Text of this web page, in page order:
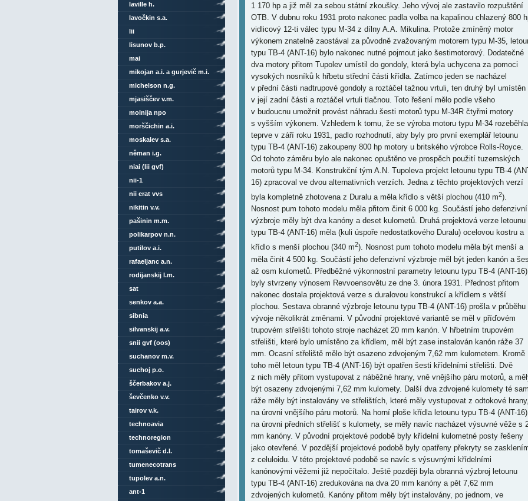
1 170 hp a již měl za sebou státní zkoušky. Jeho vývoj ale zastavilo rozpuštění
OTB. V dubnu roku 1931 proto nakonec padla volba na kapalinou chlazený 800
vidlicový 12-ti válec typu M-34 z dílny A.A. Mikulina. Protože zmíněný motor
výkonem znatelně zaostával za původně zvažovaným motorem typu M-35,
typu TB-4 (ANT-16) bylo nakonec nutné pojmout jako šestimotorový. Dodatečné
dva motory přitom Tupolev umístil do gondoly, která byla uchycena za pomoci
vysokých nosníků k hřbetu střední části křídla. Zatímco jeden se nacházel
v přední části nadtrupové gondoly a roztáčel tažnou vrtuli, ten druhý byl umístěn
v její zadní části a roztáčel vrtuli tlačnou. Toto řešení mělo podle všeho
v budoucnu umožnit provést náhradu šesti motorů typu M-34R čtyřmi motory
s vyšším výkonem. Vzhledem k tomu, že se výroba motoru typu M-34 rozeběhla
teprve v září roku 1931, padlo rozhodnutí, aby byly pro první exemplář letounu
typu TB-4 (ANT-16) zakoupeny 800 hp motory u britského výrobce Rolls-Royce.
Od tohoto záměru bylo ale nakonec opuštěno ve prospěch použití tuzemských
motorů typu M-34. Konstrukční tým A.N. Tupoleva projekt letounu typu TB-4
16) zpracoval ve dvou alternativních verzích. Jedna z těchto projektových verzí
byla kompletně zhotovena z Duralu a měla křídlo s větší plochou (410 m2).
Nosnost pum tohoto modelu měla přitom činit 6 000 kg. Součástí jeho defenzivní
výzbroje měly být dva kanóny a deset kulometů. Druhá projektová verze letounu
typu TB-4 (ANT-16) měla (kuli úspoře nedostatkového Duralu) ocelovou kostru a
křídlo s menší plochou (340 m2). Nosnost pum tohoto modelu měla být menší a měla činit 4 500 kg. Součástí jeho defenzivní výzbroje měl být jeden kanón a šest až osm kulometů. Předběžné výkonnostní parametry letounu typu TB-4 (ANT-16) byly stvrzeny výnosem Revvoensovětu ze dne 3. února 1931. Přednost přitom nakonec dostala projektová verze s duralovou konstrukcí a křídlem s větší plochou. Sestava obranné výzbroje letounu typu TB-4 (ANT-16) prošla v průběhu vývoje několikrát změnami. V původní projektové variantě se měl v příďovém trupovém střelišti tohoto stroje nacházet 20 mm kanón. V hřbetním trupovém střelišti, které bylo umístěno za křídlem, měl být zase instalován kanón ráže 37 mm. Ocasní střeliště mělo být osazeno zdvojeným 7,62 mm kulometem. Kromě toho měl letoun typu TB-4 (ANT-16) být opatřen šesti křídelními střelišti. Dvě z nich měly přitom vystupovat z náběžné hrany, vně vnějšího páru motorů, a měly být osazeny zdvojenými 7,62 mm kulomety. Další dva zdvojené kulomety té samé ráže měly být instalovány ve střelištích, které měly vystupovat z odtokové hrany, na úrovni vnějšího páru motorů. Na horní ploše křídla letounu typu TB-4 (ANT-16), na úrovni předních střelišť s kulomety, se měly navíc nacházet výsuvné věže s 20 mm kanóny. V původní projektové podobě byly křídelní kulometné posty řešeny jako otevřené. V pozdější projektové podobě byly opatřeny překryty se zasklením z celuloidu. V této projektové podobě se navíc s výsuvnými křídelními kanónovými věžemi již nepočítalo. Ještě později byla obranná výzbroj letounu typu TB-4 (ANT-16) zredukována na dva 20 mm kanóny a pět 7,62 mm zdvojených kulometů. Kanóny přitom měly být instalovány, po jednom, ve dvou trupových střeleckých věžích, z nichž jedna se měla nacházet na přídi a jedna za křídlem. Naproti tomu ocasní střeliště mělo být osazeno zdvojeným kulometem. Zbylé čtyři zdvojené kulomety měly být instalovány, po jednom, ve střelištích, které se měly nacházet na náběžné a odtokové hraně křídla. U prvního prototypu letounu typu TB-4 (ANT-16) se ale s křídelními střelišti nepočítalo. Dle předběžných výpočtů měl tento stroj mít prázdnou hmotnost 10 700 kg, max. vzletovou hmotnost 31 000 kg, resp. 37 000 kg v přetížené konfiguraci, max. rychlost 208 km/h, cestovní rychlost 160 km/h, dostup 3 400 m a dolet 1 600 km. Standardní, resp. maximální náklad pum, letounu typu TB-4 (ANT-16) měl činit 4 000 kg, resp. 10 000 kg. Práce na projektu tohoto stroje probíhaly souběžně s kompletací prototypu. Díky tomu se ke dni 1. ledna 1932 podařilo takřka dokončit trup a ocasní plochy. Kromě toho bylo k tomuto dni zhotoveno křídlo a vyroben podvozek. Křídlo mělo již navíc potah, tedy vyjma náběžných hran. Tehdejší plány počítaly s předáním prototypu letounu typu TB-4 (ANT-16) ke zkouškám ke dni 1. května toho samého roku. Tomu ale zabránila nedostupnost motorů. Později, výnosem STO ze dne 4. července 1932, byl proto termín odevzdání tohoto stroje ke zkouškám posunut a 1. listopad toho samého roku. Proti tomu ale vystoupila GUAP (Hlavní správa leteckého průmyslu), neboť jako nejbližší reálný termín odevzdání prototypu letounu typu TB-4 (ANT-16) ke zkouškám považovala 1. leden 1933. Ani v tomto termínu se ale zmíněný stroj ke zkouškám předat nepodařilo. Požadované motory typu M-34 totiž do GACI dorazily teprve až v prosinci roku 1932. Aby toho nebylo málo, tak sériové exempláře této pohonné jednotky, měly znatelně odlišné rozměry a rozmístění úchytů k motorovému loži, než prototypy, na základě jejichž výkresů byly zhotoveny motorové lože a kapoty prototypu letounu typu TB-4 (ANT-16). Díky tomu byly první konstrukční sestavy tohoto stroje na moskevské Centrální letiště přepraveny až v únoru roku 1933. Protože montážní hala, uvnitř které by bylo možné kompletně sestavit tak velký letoun, jakým byl typ TB-4 (ANT-16), tehdy v Moskvě ještě nestála, finální montáž zmíněného stroje probíhala pod širým nebem v areálu Centrálního letiště. Kompletace prototypu letounu typu TB-4 (ANT-16) probíhala pomalu a zatáhla se až do července toho samého roku. Ke zkouškám byl navíc tento stroj předán bez instalace obranné výzbroje a radiogoniometru. Na místo funkční radiostanice měl prototyp letounu typu TB-4 (ANT-16) nainstalovanou pouze její maketu. I přesto byla vzletová hmotnost tohoto stroje, která činila 33 000 kg, o nějakých 2 000 kg vyšší proti projektované hodnotě Do oblak se prototyp letounu typu TB-4 (ANT-16) napoprvé vydal dne 3. července 1933, s M.M. Gromovem za volantem. Gromov přitom zmíněný stroj již po několika prvních letech hodnotil kladně. Prototyp letounu typu TB-4 (ANT-16) měl totiž dle Gromova dobrou stabilitu a ovladatelnost, stejně jako vzletové a přistávací charakteristiky. S kritikou se setkalo pouze namáhavé ovládání kormidel. Následně proto zmíněný stroj strávil téměř dva týdny na zemi. Náplní dalšího letu se mělo stát prověření stability. Předtím se ale podařilo objevit prasklinu na hlavním brzdovém válci. K dalšímu letu se proto prototyp letounu typu TB-4 (ANT-16) vydal až dne 22. července toho samého roku. V průběhu zmíněného letu se objevily problémy, které byly přičteny nadměrné kompenzaci směrového kormidla. Při letu, který byl uskutečněn dne 5. srpna, se zase utrhla kapota zadního motoru v nadtrupové gondole. Následkem toho navíc došlo k poškození tlačné vrtule. Prototyp letounu typu TB-4 (ANT-16) proto následně musel jít do opravy. Za chodu oprav navíc prošly úpravami ocasní plochy, za účelem zlepšení cestovní stability. Konkrétně byl změněn úhel nastavení stabilizátoru VOP. Současně bylo seříznuto směrové kormidlo. Kromě toho zmíněný stroj obdržel nové vrtule, což vedlo k vzrůstu rychlosti. V září roku 1933 byl prototyp letounu typu TB-4 (ANT-16) předán institutu NII VVS (Vědecko-výzkumný institut VVS), za účelem realizace státních zkoušek. Zde byl testován posádkou P.M. Stefanovského. Naplno se státní zkoušky letounu typu TB-4 (ANT-16) rozeběhly 29. dne toho samého měsíce. Výsledky státních zkoušek tohoto stroje byly ale nejednoznačné. Na jednu stranu bylo totiž konstatováno, že letoun o vzletové hmotnosti 33 t představuje velký úspěch sovětského leteckého průmyslu, na druhou stranu byl letoun typu TB-4 (ANT-16) ve stávající podobě shledán jako zcela nevhodný k zavedení do výzbroje VVS. Pilotáž prototypu tohoto stroje byla totiž dle Stefanovského poněkud náročná. Obzvláště obtížné bylo přitom s tímto strojem vzlétat a přistávat. Jedním z důvodů toho byla nízká účinnost výškovky. Protože se navíc ovládání elektromotoru, který sloužil k přestavování stabilizátoru, nacházelo pouze u druhého pilota, vzlet prototypu letounu typu TB-4 (ANT-16) se neobešel bez „dělby práce“. Kapitán přitom ovládal kormidlo a současně dával příkazy druhému pilotovi k vypínání a zapínání elektromotoru. Při obsluze tlačítek k zapínání a vypínání elektromotoru ale druhý pilot musel dát jednu ruku z volantu, který však vzhledem k tomu, že na něj byly od ovládacích ploch přenášeny značné síly, neměl šanci udržet. Z tohoto důvodu se později postupovalo tak, že kapitán obsluhoval pouze volant a druhý pilot zase pouze elektromotor. Pohyb směrovou byl ale na jednoho pilota příliš namáhavý. Při vzletu bylo navíc nutné stabilizátor přestavit hned dvakrát. Aby toho nebylo málo, tak zařízení pro jeho přestavování bylo velmi nespolehlivé. Kuli tomu navíc jeden vzlet málem skončil havárií. Tehdy totiž elektromotor, který poháněl mechanismus pro přestavování stabilizátoru, nešel vypnout. Díky tomu stabilizátor nadále pokračoval v pohybu. Následkem toho začal prototyp letounu typu TB-4 (ANT-16) zvedat „čumák“ a ztrácet rychlost. Posádka zmíněného stroje přitom tuto situaci vyřešila změnou otáček motorů a přeštípnutím drátu k elektromotoru štípačkami. Přitom se podařilo odhalit další nedostatek prototypu letounu typu TB-4 (ANT-16) v podobě špatného vzájemného spojení mezi piloty a palubním mechanikem. Zmíněný stroj se navíc při vzletu velmi neochotně odpoutával od VPD. Délka rozjezdu prototypu letounu typu TB-4 (ANT-16) při vzletu přitom činila okolo celých 800-ti m, na místo požadovaných 250-ti m. Letové zkoušky tohoto stroje ale sužovalo též chvění ocasních ploch. Při pozemních zkouškách se přitom podařilo odhalit, že se chvění ocasních ploch projevuje již při chodu křídelních motorů. Po následném nahození motorů, které se nacházely v nadtrupové gondole, se toto chvění stalo ještě více intenzivní. To přitom vyvolalo nemalé obavy ohledně pevnosti ocasních ploch. Za letu se chvění ocasních ploch projevovalo ve všech režimech při rychlostech do 170-ti km/h. Pokud motory, které se nacházely v nadtrupové gondole, běžely na plný výkon, docházelo též k chvění směrového kormidla. Další nedostatky vypluly na povrch v průběhu testů zaměřených na prověření letových charakteristik s jedním a dvěma nefunkčními motory. Vypnutí jednoho motoru v průběhu letu ve výšce 1 000 m se ještě obešlo bez problémů. Prototyp letounu typu TB-4 (ANT-16) pokračoval v ustáleném horizontálním letu. Síly přenášené na ovládací prvky v pilotní kabině od kormidel byly v normě. Poté, co ale posádka prototypu letounu typu TB-4 (ANT-16) vypnula další motor, zmíněný stroj začal ztrácet výšku. A nejen to. Pokud posádka stáhla výkon dvou motorů, které se nacházely na jedné polovině křídla, ocasní plochy prototypu letounu typu TB-4 (ANT-16) sebou začaly velmi silně škubat. Chvění ocasních ploch bylo přitom natolik silné, že vyvolalo nemalé znepokojení ze strany posádky. Následně byl proto ke zkouškám tohoto stroje u NII VVS přizván V.M. Petljakov, který v CAGI zodpovídal za vývoj těžkých letadel. Ten se pak zúčastnil jednoho ze zkušebních letů. S pilotem Stefanovským přitom Petljakov, který seděl v ocasním střelišti, komunikoval za využití provázku. Stefanovský měl přitom jeden konec zmíněného provázku přivázán k noze. Druhý konec držel v ruce Petljakov. Když Petljakov uznal, že je kmitání ocasních ploch neúnosné, tak jednoduše se zmíněným provázkem cukl. Tím dal Stefanovskému znamení, aby učinil příslušné protiopatření. Z výsledků zmíněného letu bylo vyvozeno, že je tuh
laville h.
lavočkin s.a.
lii
lisunov b.p.
mai
mikojan a.i. a gurjevič m.i.
michelson n.g.
mjasiščev v.m.
molnija npo
morščichin a.i.
moskalev s.a.
něman i.g.
niai (lii gvf)
nii-1
nii erat vvs
nikitin v.v.
pašinin m.m.
polikarpov n.n.
putilov a.i.
rafaeljanc a.n.
rodijanskij l.m.
sat
senkov a.a.
sibnia
silvanskij a.v.
snii gvf (oos)
suchanov m.v.
suchoj p.o.
ščerbakov a.j.
ševčenko v.v.
tairov v.k.
technoavia
technoregion
tomaševič d.l.
tumenecotrans
tupolev a.n.
ant-1